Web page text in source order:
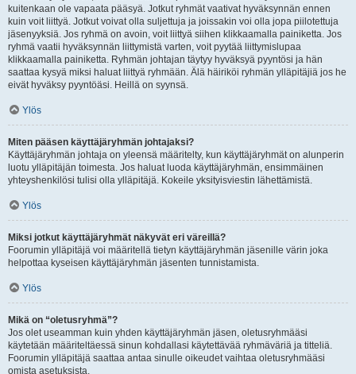
kuitenkaan ole vapaata pääsyä. Jotkut ryhmät vaativat hyväksynnän ennen
kuin voit liittyä. Jotkut voivat olla suljettuja ja joissakin voi olla jopa piilotettuja
jäsenyyksiä. Jos ryhmä on avoin, voit liittyä siihen klikkaamalla painiketta. Jos
ryhmä vaatii hyväksynnän liittymistä varten, voit pyytää liittymislupaa
klikkaamalla painiketta. Ryhmän johtajan täytyy hyväksyä pyyntösi ja hän
saattaa kysyä miksi haluat liittyä ryhmään. Älä häiriköi ryhmän ylläpitäjiä jos he
eivät hyväksy pyyntöäsi. Heillä on syynsä.
Ylös
Miten pääsen käyttäjäryhmän johtajaksi?
Käyttäjäryhmän johtaja on yleensä määritelty, kun käyttäjäryhmät on alunperin
luotu ylläpitäjän toimesta. Jos haluat luoda käyttäjäryhmän, ensimmäinen
yhteyshenkilösi tulisi olla ylläpitäjä. Kokeile yksityisviestin lähettämistä.
Ylös
Miksi jotkut käyttäjäryhmät näkyvät eri väreillä?
Foorumin ylläpitäjä voi määritellä tietyn käyttäjäryhmän jäsenille värin joka
helpottaa kyseisen käyttäjäryhmän jäsenten tunnistamista.
Ylös
Mikä on “oletusryhmä”?
Jos olet useamman kuin yhden käyttäjäryhmän jäsen, oletusryhmääsi
käytetään määriteltäessä sinun kohdallasi käytettävää ryhmäväriä ja titteliä.
Foorumin ylläpitäjä saattaa antaa sinulle oikeudet vaihtaa oletusryhmääsi
omista asetuksista.